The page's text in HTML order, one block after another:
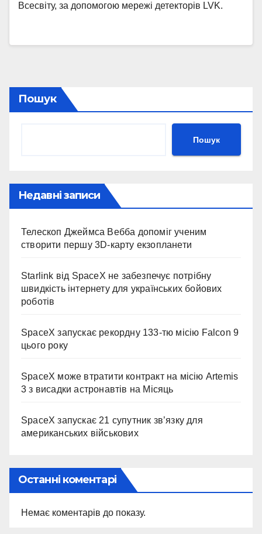
Всесвіту, за допомогою мережі детекторів LVK.
Пошук
Пошук
Недавні записи
Телескоп Джеймса Вебба допоміг ученим
створити першу 3D-карту екзопланети
Starlink від SpaceX не забезпечує потрібну
швидкість інтернету для українських бойових
роботів
SpaceX запускає рекордну 133-тю місію Falcon 9
цього року
SpaceX може втратити контракт на місію Artemis
3 з висадки астронавтів на Місяць
SpaceX запускає 21 супутник зв’язку для
американських військових
Останні коментарі
Немає коментарів до показу.